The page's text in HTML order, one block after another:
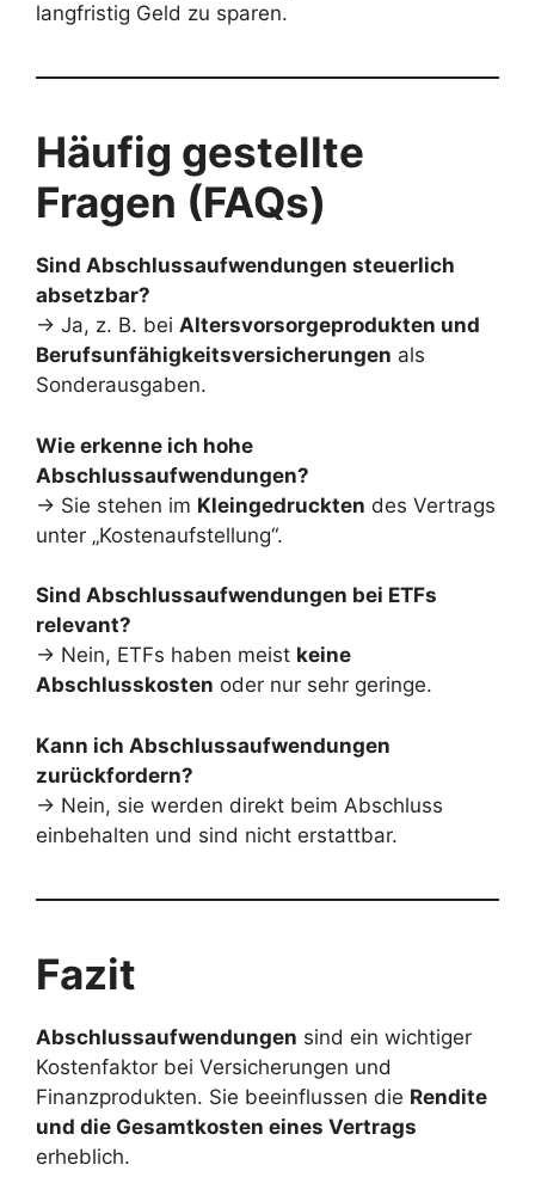
langfristig Geld zu sparen.
Häufig gestellte
Fragen (FAQs)
Sind Abschlussaufwendungen steuerlich
absetzbar?
→ Ja, z. B. bei Altersvorsorgeprodukten und
Berufsunfähigkeitsversicherungen als
Sonderausgaben.
Wie erkenne ich hohe
Abschlussaufwendungen?
→ Sie stehen im Kleingedruckten des Vertrags
unter „Kostenaufstellung“.
Sind Abschlussaufwendungen bei ETFs
relevant?
→ Nein, ETFs haben meist keine
Abschlusskosten oder nur sehr geringe.
Kann ich Abschlussaufwendungen
zurückfordern?
→ Nein, sie werden direkt beim Abschluss
einbehalten und sind nicht erstattbar.
Fazit
Abschlussaufwendungen sind ein wichtiger
Kostenfaktor bei Versicherungen und
Finanzprodukten. Sie beeinflussen die Rendite
und die Gesamtkosten eines Vertrags
erheblich.